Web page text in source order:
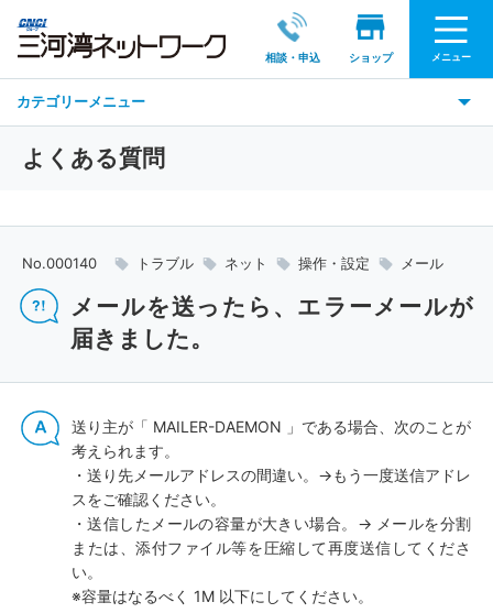
相談・申込 ショップ メニュー
カテゴリーメニュー
よくある質問
No.000140 トラブル ネット 操作・設定 メール
メールを送ったら、エラーメールが
届きました。
送り主が「 MAILER-DAEMON 」である場合、次のことが
考えられます。
・送り先メールアドレスの間違い。→もう一度送信アドレ
スをご確認ください。
・送信したメールの容量が大きい場合。→ メールを分割
または、添付ファイル等を圧縮して再度送信してくださ
い。
※容量はなるべく 1M 以下にしてください。